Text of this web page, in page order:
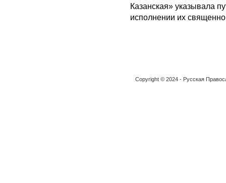
Казанская» указывала
исполнении их
Copyright © 2024 - Русская